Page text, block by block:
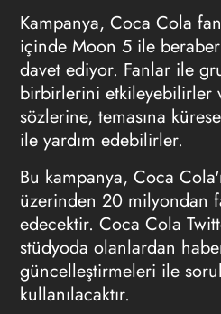
Kampanya, Coca Cola
içinde Moon 5 ile
davet ediyor. Fanlar ile
birbirlerini etkileyebilirler
sözlerine, temasına
ile yardım edebilirler.
Bu kampanya, Coca
üzerinden 20 milyondan
edecektir. Coca Cola
stüdyoda olanlardan
güncelleştirmeleri ile
kullanılacaktır.